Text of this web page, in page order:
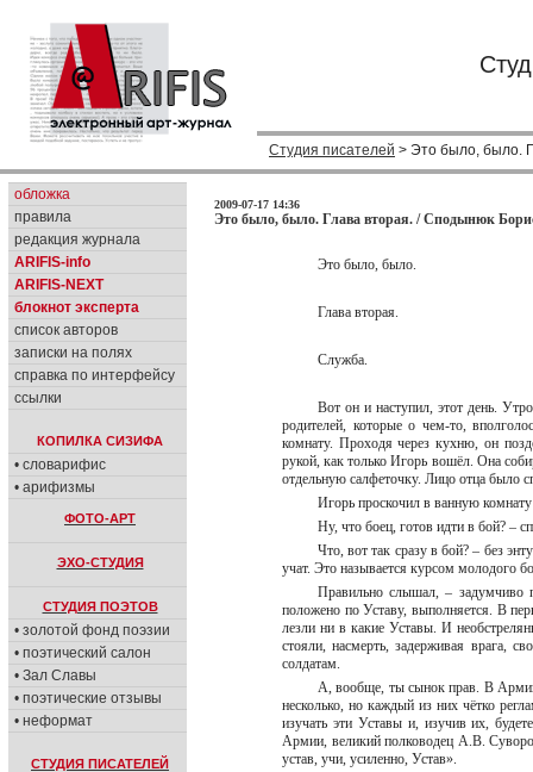
Студия писателей > Это было, было.
обложка
правила
редакция журнала
ARIFIS-info
ARIFIS-NEXT
блокнот эксперта
список авторов
записки на полях
справка по интерфейсу
ссылки
КОПИЛКА СИЗИФА
• словарифис
• арифизмы
ФОТО-АРТ
ЭХО-СТУДИЯ
СТУДИЯ ПОЭТОВ
• золотой фонд поэзии
• поэтический салон
• Зал Славы
• поэтические отзывы
• неформат
СТУДИЯ ПИСАТЕЛЕЙ
2009-07-17 14:36
Это было, было. Глава вторая. / Сподынюк
Это было, было.
Глава вторая.
Служба.
Вот он и наступил, этот день.
родителей, которые о чем-то,
комнату. Проходя через кухню, он
рукой, как только Игорь вошёл. Она
отдельную салфеточку. Лицо отца было
Игорь проскочил в ванную
Ну, что боец, готов идти в бой? –
Что, вот так сразу в бой? – без
учат. Это называется курсом молодого
Правильно слышал, – задумчиво
положено по Уставу, выполняется. В
лезли ни в какие Уставы. И
стояли, насмерть, задерживая врага,
солдатам.
А, вообще, ты сынок прав. В Армии
несколько, но каждый из них чётко
изучать эти Уставы и, изучив их,
Армии, великий полководец А.В.
устав, учи, усиленно, Устав».